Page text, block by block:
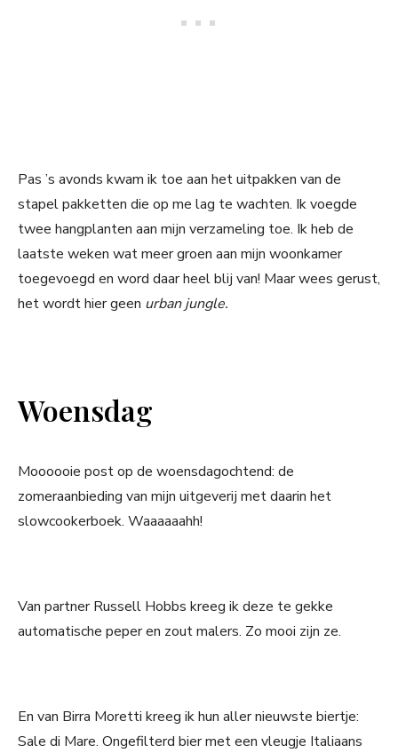
Pas ’s avonds kwam ik toe aan het uitpakken van de
stapel pakketten die op me lag te wachten. Ik voegde
twee hangplanten aan mijn verzameling toe. Ik heb de
laatste weken wat meer groen aan mijn woonkamer
toegevoegd en word daar heel blij van! Maar wees gerust,
het wordt hier geen urban jungle.
Woensdag
Moooooie post op de woensdagochtend: de
zomeraanbieding van mijn uitgeverij met daarin het
slowcookerboek. Waaaaaahh!
Van partner Russell Hobbs kreeg ik deze te gekke
automatische peper en zout malers. Zo mooi zijn ze.
En van Birra Moretti kreeg ik hun aller nieuwste biertje:
Sale di Mare. Ongefilterd bier met een vleugje Italiaans